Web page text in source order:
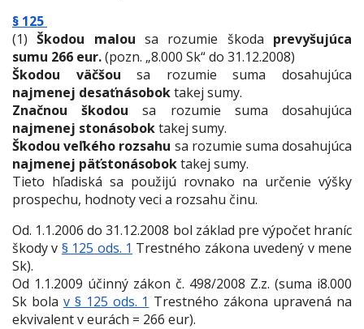
§ 125
(1)Škodou malou sa rozumie škoda prevyšujúca
sumu 266 eur.(pozn. „8.000 Sk“ do 31.12.2008)
Škodou väčšousa rozumie suma dosahujúca
najmenej desaťnásoboktakej sumy.
Značnou škodou sa rozumie suma dosahujúca
najmenej stonásoboktakej sumy.
Škodou veľkého rozsahu sa rozumie suma dosahujúca
najmenej päťstonásoboktakej sumy.
Tieto hľadiská sa použijú rovnako na určenie výšky
prospechu, hodnoty veci a rozsahu činu.
Od. 1.1.2006 do 31.12.2008 bol základ pre výpočet hraníc
škody v § 125 ods. 1 Trestného zákona uvedený v mene
Sk).
Od 1.1.2009 účinný zákon č. 498/2008 Z.z. (suma i8.000
Sk bola v § 125 ods. 1 Trestného zákona upravená na
ekvivalent v eurách = 266 eur).